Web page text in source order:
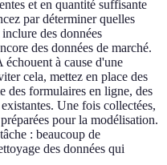
et en quantité suffisante
par déterminer quelles
des données
des données de marché.
à cause d'une
cela, mettez en place des
des formulaires en ligne, des
Une fois collectées,
pour la modélisation.
: beaucoup de
des données qui